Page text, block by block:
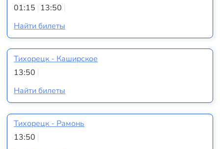
01:15 13:50
Найти билеты
Тихорецк - Каширское
13:50
Найти билеты
Тихорецк - Рамонь
13:50